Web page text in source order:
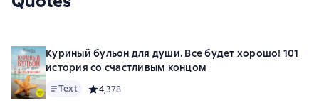
Куриный бульон для души. Все будет хорошо! 101
история со счастливым концом
Text Средний рейтинг 4,3 на основе 78 оценок
4,378